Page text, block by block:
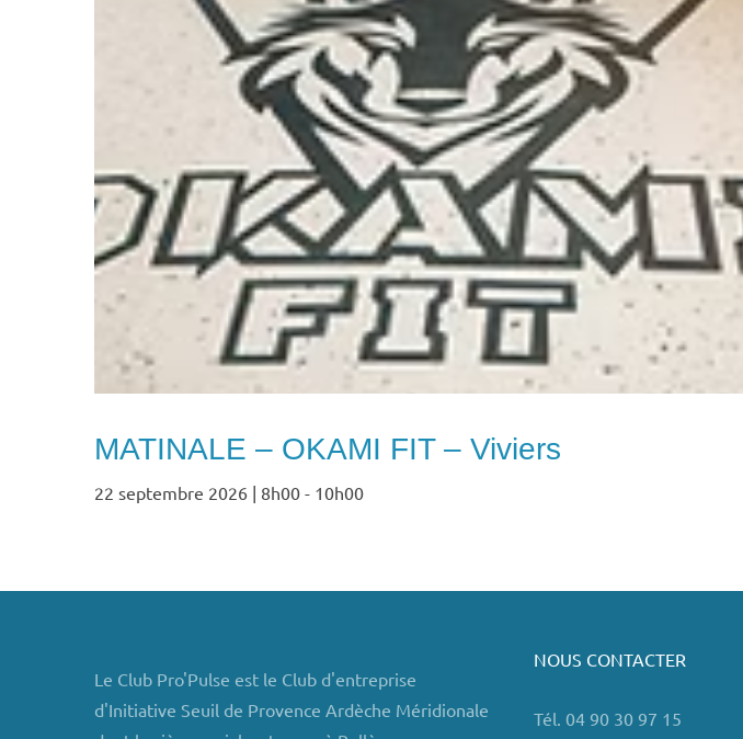
MATINALE – OKAMI FIT – Viviers
22 septembre 2026 | 8h00 - 10h00
Le Club Pro'Pulse est le Club d'entreprise
d'Initiative Seuil de Provence Ardèche Méridionale
NOUS CONTACTER
Tél. 04 90 30 97 15